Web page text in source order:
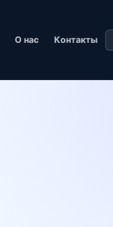
О нас Контакты